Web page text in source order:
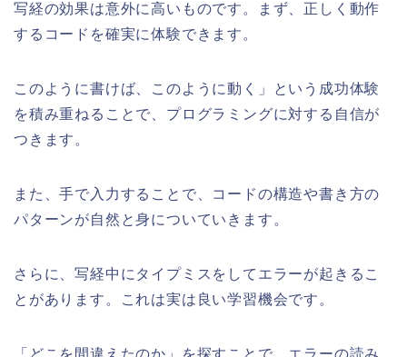
写経の効果は意外に高いものです。まず、正しく動作
するコードを確実に体験できます。
このように書けば、このように動く」という成功体験
を積み重ねることで、プログラミングに対する自信が
つきます。
また、手で入力することで、コードの構造や書き方の
パターンが自然と身についていきます。
さらに、写経中にタイプミスをしてエラーが起きるこ
とがあります。これは実は良い学習機会です。